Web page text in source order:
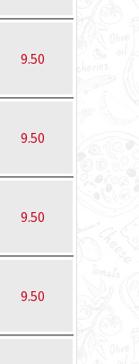
9.50
9.50
9.50
9.50